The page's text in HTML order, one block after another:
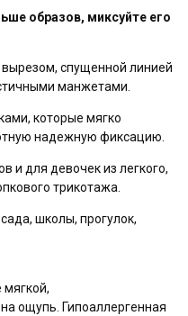
образов, миксуйте его
спущенной линией
манжетами.
которые мягко
надежную фиксацию.
и для девочек из легкого,
трикотажа.
школы, прогулок,
мягкой,
ощупь. Гипоаллергенная